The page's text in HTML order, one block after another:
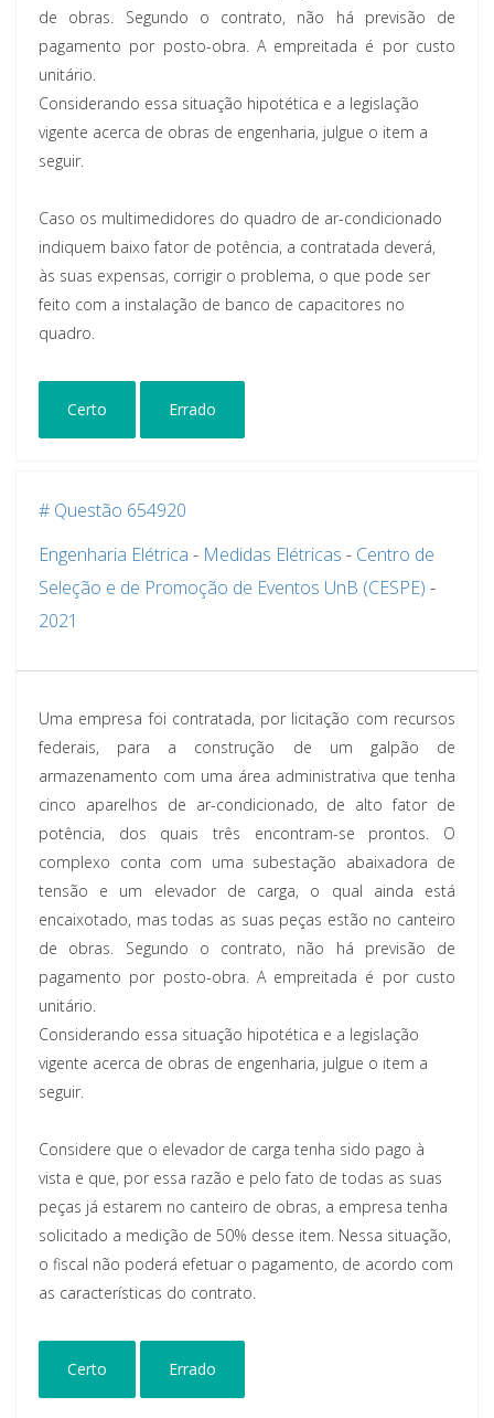
de obras. Segundo o contrato, não há previsão de
pagamento por posto-obra. A empreitada é por custo
unitário.
Considerando essa situação hipotética e a legislação
vigente acerca de obras de engenharia, julgue o item a
seguir.
Caso os multimedidores do quadro de ar-condicionado
indiquem baixo fator de potência, a contratada deverá,
às suas expensas, corrigir o problema, o que pode ser
feito com a instalação de banco de capacitores no
quadro.
Certo Errado
# Questão 654920
Engenharia Elétrica - Medidas Elétricas - Centro de
Seleção e de Promoção de Eventos UnB (CESPE) -
2021
Uma empresa foi contratada, por licitação com recursos
federais, para a construção de um galpão de
armazenamento com uma área administrativa que tenha
cinco aparelhos de ar-condicionado, de alto fator de
potência, dos quais três encontram-se prontos. O
complexo conta com uma subestação abaixadora de
tensão e um elevador de carga, o qual ainda está
encaixotado, mas todas as suas peças estão no canteiro
de obras. Segundo o contrato, não há previsão de
pagamento por posto-obra. A empreitada é por custo
unitário.
Considerando essa situação hipotética e a legislação
vigente acerca de obras de engenharia, julgue o item a
seguir.
Considere que o elevador de carga tenha sido pago à
vista e que, por essa razão e pelo fato de todas as suas
peças já estarem no canteiro de obras, a empresa tenha
solicitado a medição de 50% desse item. Nessa situação,
o fiscal não poderá efetuar o pagamento, de acordo com
as características do contrato.
Certo Errado